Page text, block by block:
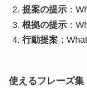
提案の提示：
根拠の提示：
行動提案：
使えるフレーズ集